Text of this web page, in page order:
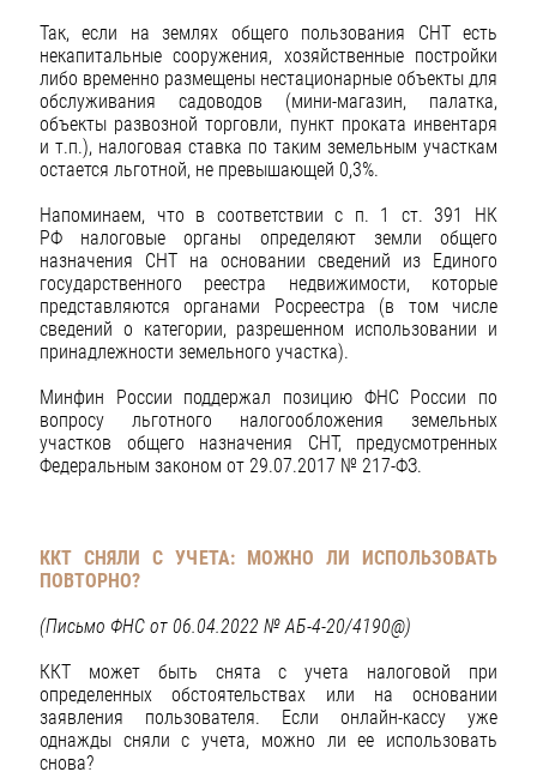
Так, если на землях общего пользования СНТ есть
некапитальные сооружения, хозяйственные постройки
либо временно размещены нестационарные объекты для
обслуживания садоводов (мини-магазин, палатка,
объекты развозной торговли, пункт проката инвентаря
и т.п.), налоговая ставка по таким земельным участкам
остается льготной, не превышающей 0,3%.
Напоминаем, что в соответствии с п. 1 ст. 391 НК
РФ налоговые органы определяют земли общего
назначения СНТ на основании сведений из Единого
государственного реестра недвижимости, которые
представляются органами Росреестра (в том числе
сведений о категории, разрешенном использовании и
принадлежности земельного участка).
Минфин России поддержал позицию ФНС России по
вопросу льготного налогообложения земельных
участков общего назначения СНТ, предусмотренных
Федеральным законом от 29.07.2017 № 217-ФЗ.
ККТ СНЯЛИ С УЧЕТА: МОЖНО ЛИ ИСПОЛЬЗОВАТЬ
ПОВТОРНО?
(Письмо ФНС от 06.04.2022 № АБ-4-20/4190@)
ККТ может быть снята с учета налоговой при
определенных обстоятельствах или на основании
заявления пользователя. Если онлайн-кассу уже
однажды сняли с учета, можно ли ее использовать
снова?